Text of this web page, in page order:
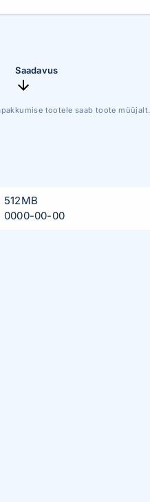
Saadavus
tootele saab toote müüjalt.
512MB
0000-00-00